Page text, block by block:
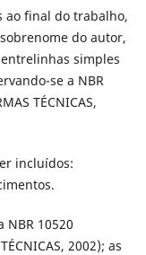
final do trabalho,
do autor,
simples
se a NBR
TÉCNICAS,
incluídos:
NBR 10520
2002); as